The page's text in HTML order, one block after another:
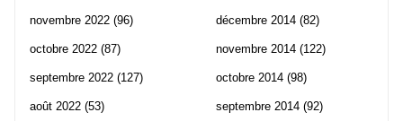
novembre 2022 (96)
octobre 2022 (87)
septembre 2022 (127)
août 2022 (53)
décembre 2014 (82)
novembre 2014 (122)
octobre 2014 (98)
septembre 2014 (92)